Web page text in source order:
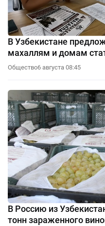
В Узбекистане
махаллям и домам
Общество6 августа 08:45
В Россию из
тонн зараженного